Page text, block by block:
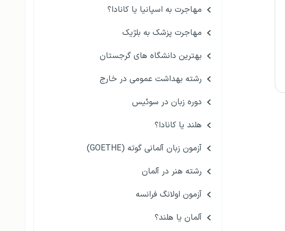
مهاجرت به اسپانیا یا کانادا؟
مهاجرت پزشک به بلژیک
بهترین دانشگاه های گرجستان
رشته بهداشت عمومی در خارج
دوره زبان در سوئیس
هلند یا کانادا؟
آزمون زبان آلمانی گوته (GOETHE)
رشته هنر در آلمان
آزمون اولانگ فرانسه
آلمان یا هلند؟